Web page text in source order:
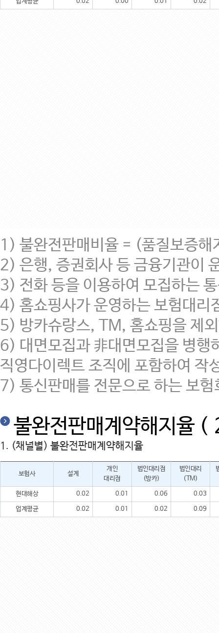
1) 불완전판매비율 = (품질보증
2) 은행, 증권회사 등 금융기관이
3) 전화 등을 이용하여 모집하는
4) 홈쇼핑사가 운영하는 보험대리
5) 방카슈랑스, TM, 홈쇼핑을 제
6) 대면모집과 非대면모집을 병행
직영다이렉트 조직에 포함하여 작
7) 통신판매를 전문으로 하는 보
불완전판매계약해지율
1. (채널별) 불완전판매계약해지율
보험사 설계
개인
대리점
법인대리점
(방카)
법인대리
(TM)
현대해상 0.02 0.01 0.06 0.03
업계평균 0.02 0.01 0.02 0.09